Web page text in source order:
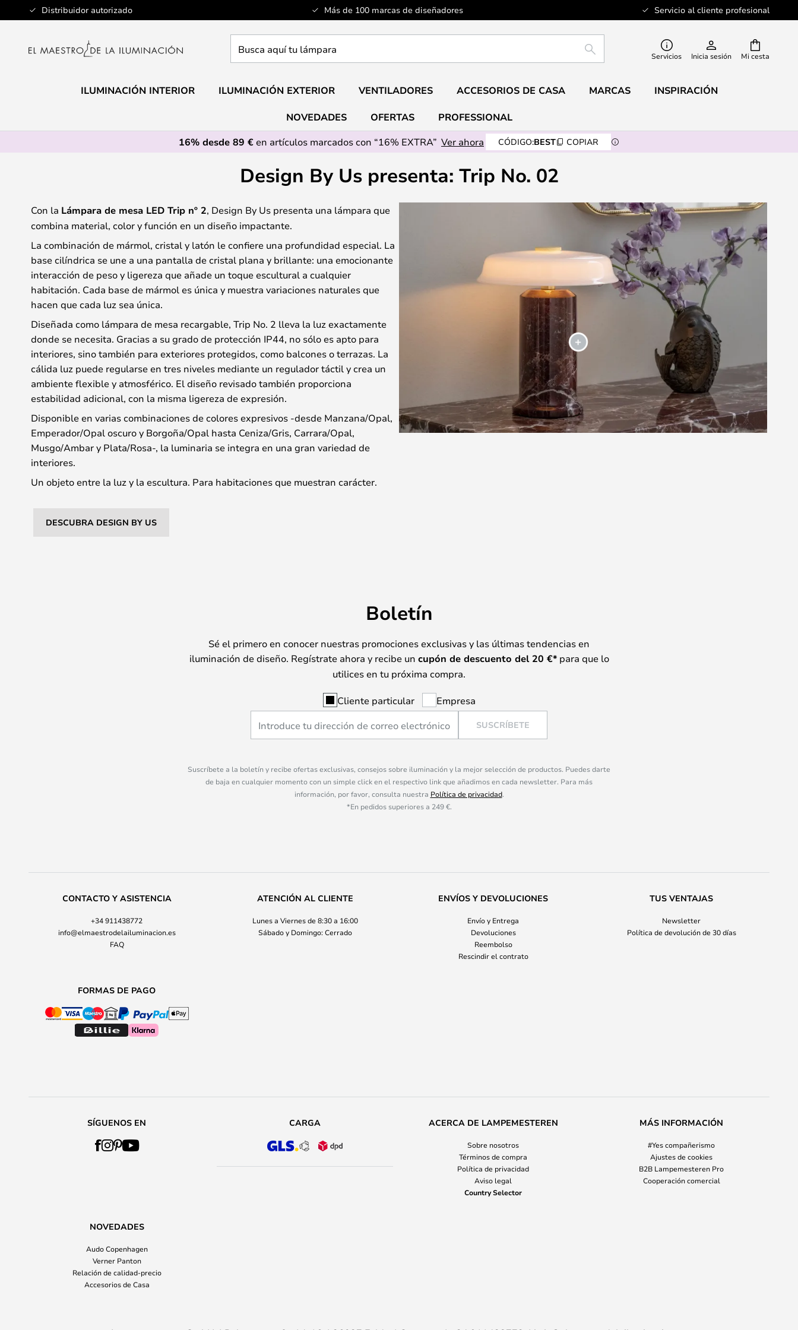
Distribuidor autorizado Más de 100 marcas de diseñadores Servicio al cliente profesional
Ir
al
Mi cesta
aquí
lámpara
BUSCAR Servicios Inicia sesión
ILUMINACIÓN INTERIOR ILUMINACIÓN EXTERIOR VENTILADORES ACCESORIOS DE CASA MARCAS INSPIRACIÓN
NOVEDADES OFERTAS
PROFESSIONAL
16% desde 89 €en artículos marcados con “16% EXTRA” Ver ahora CÓDIGO:BEST COPIAR
Design By Us presenta: Trip No. 02
Con la Lámpara de mesa LED Trip nº 2, Design By Us presenta una lámpara que
combina material, color y función en un diseño impactante.
La combinación de mármol, cristal y latón le confiere una profundidad especial. La
base cilíndrica se une a una pantalla de cristal plana y brillante: una emocionante
interacción de peso y ligereza que añade un toque escultural a cualquier
habitación. Cada base de mármol es única y muestra variaciones naturales que
hacen que cada luz sea única.
Diseñada como lámpara de mesa recargable, Trip No. 2 lleva la luz exactamente
donde se necesita. Gracias a su grado de protección IP44, no sólo es apto para
interiores, sino también para exteriores protegidos, como balcones o terrazas. La
cálida luz puede regularse en tres niveles mediante un regulador táctil y crea un
ambiente flexible y atmosférico. El diseño revisado también proporciona
estabilidad adicional, con la misma ligereza de expresión.
Disponible en varias combinaciones de colores expresivos -desde Manzana/Opal,
Emperador/Opal oscuro y Borgoña/Opal hasta Ceniza/Gris, Carrara/Opal,
Musgo/Ambar y Plata/Rosa-, la luminaria se integra en una gran variedad de
interiores.
Un objeto entre la luz y la escultura. Para habitaciones que muestran carácter.
DESCUBRA DESIGN BY US
Boletín
Sé el primero en conocer nuestras promociones exclusivas y las últimas tendencias en
iluminación de diseño. Regístrate ahora y recibe un cupón de descuento del 20 €*para que lo
utilices en tu próxima compra.
Cliente particular Empresa
SUSCRÍBETE
Suscríbete a la boletín y recibe ofertas exclusivas, consejos sobre iluminación y la mejor selección de productos. Puedes darte
de baja en cualquier momento con un simple click en el respectivo link que añadimos en cada newsletter. Para más
información, por favor, consulta nuestra Política de privacidad.
*En pedidos superiores a 249 €.
CONTACTO Y ASISTENCIA
+34 911438772
info@elmaestrodelailuminacion.es
FAQ
ATENCIÓN AL CLIENTE
Lunes a Viernes de 8:30 a 16:00
Sábado y Domingo: Cerrado
ENVÍOS Y DEVOLUCIONES
Envío y Entrega
Devoluciones
Reembolso
Rescindir el contrato
TUS VENTAJAS
Newsletter
Política de devolución de 30 días
FORMAS DE PAGO
SÍGUENOS EN CARGA ACERCA DE LAMPEMESTEREN
Sobre nosotros
Términos de compra
Política de privacidad
Aviso legal
Country Selector
MÁS INFORMACIÓN
#Yes compañerismo
Ajustes de cookies
B2B Lampemesteren Pro
Cooperación comercial
NOVEDADES
Audo Copenhagen
Verner Panton
Relación de calidad-precio
Accesorios de Casa